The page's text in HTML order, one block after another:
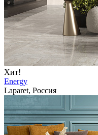
Хит!
Energy
Laparet, Россия